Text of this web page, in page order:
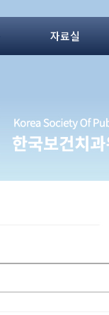
자료실